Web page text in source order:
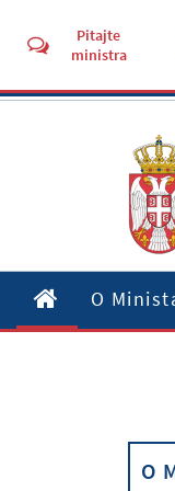
Pitajte
ministra
O
O